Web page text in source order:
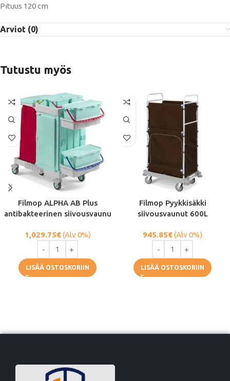
Pituus 120 cm
Arviot (0)
Tutustu myös
Filmop ALPHA AB Plus
antibakteerinen siivousvaunu
1,029.75€(Alv 0%)
LISÄÄ OSTOSKORIIN
Filmop Pyykkisäkki
siivousvaunut 600L
945.85€(Alv 0%)
LISÄÄ OSTOSKORIIN